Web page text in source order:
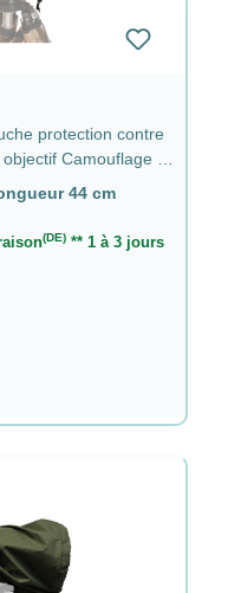
protection contre
Camouflage -
44 cm
(DE)** 1 à 3 jours